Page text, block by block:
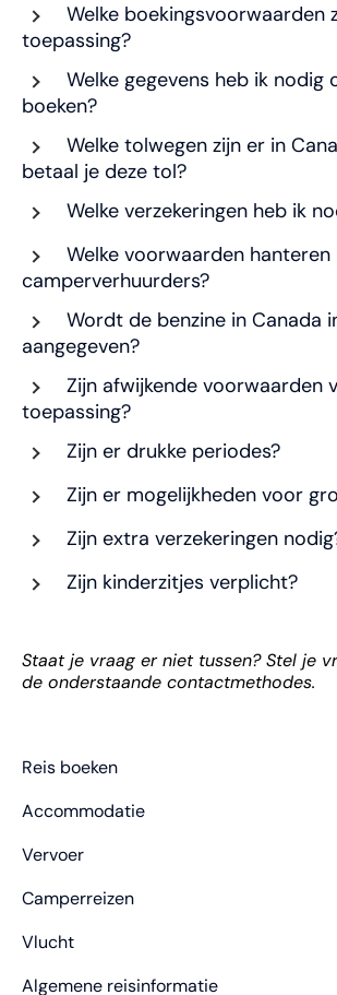
Welke boekingsvoorwaarden
toepassing?
Welke gegevens heb ik nodig
boeken?
Welke tolwegen zijn er in
betaal je deze tol?
Welke verzekeringen heb ik
Welke voorwaarden hanteren
camperverhuurders?
Wordt de benzine in Canada
aangegeven?
Zijn afwijkende voorwaarden
toepassing?
Zijn er drukke periodes?
Zijn er mogelijkheden voor
Zijn extra verzekeringen
Zijn kinderzitjes verplicht?
Staat je vraag er niet tussen? Stel je
de onderstaande contactmethodes.
Reis boeken
Accommodatie
Vervoer
Camperreizen
Vlucht
Algemene reisinformatie